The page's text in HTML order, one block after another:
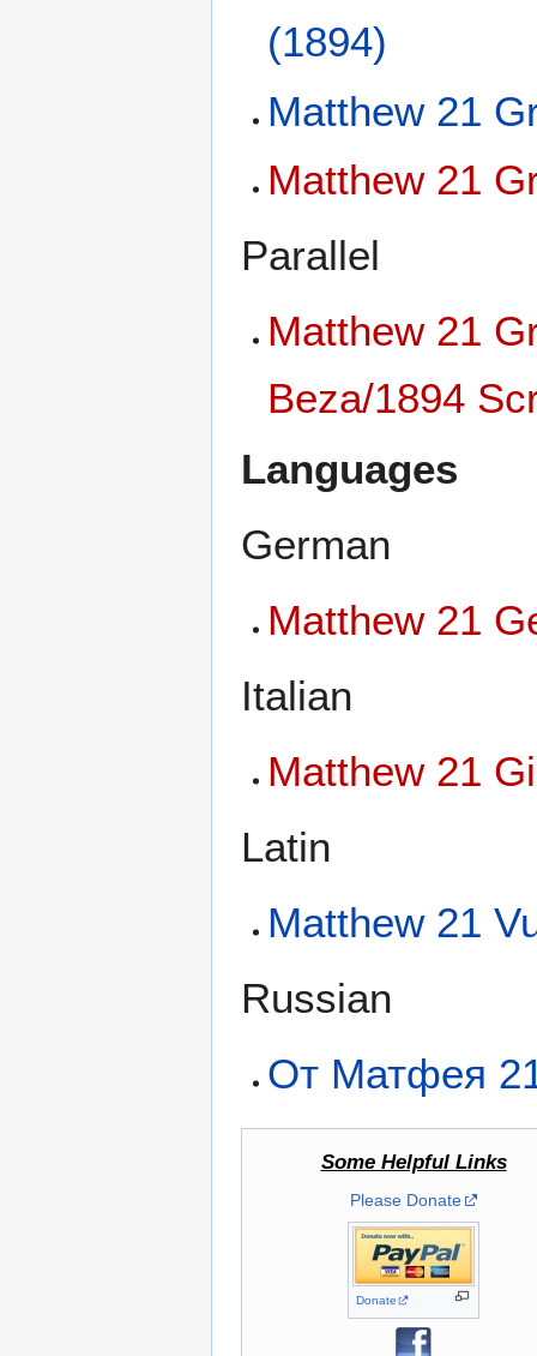
(1894)
Matthew 21
Matthew 21
Parallel
Matthew 21
Beza/1894
Languages
German
Matthew 21
Italian
Matthew 21
Latin
Matthew 21
Russian
От Матфея
Some Helpful Links
Please Donate
Donate